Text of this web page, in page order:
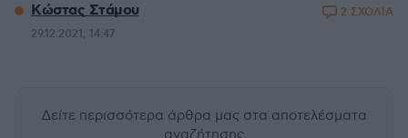
Κώστας Στάμου
29.12.2021, 14:47
2 ΣΧΟΛΙΑ
Δείτε περισσότερα άρθρα μας στα αποτελέσματα
αναζήτησης